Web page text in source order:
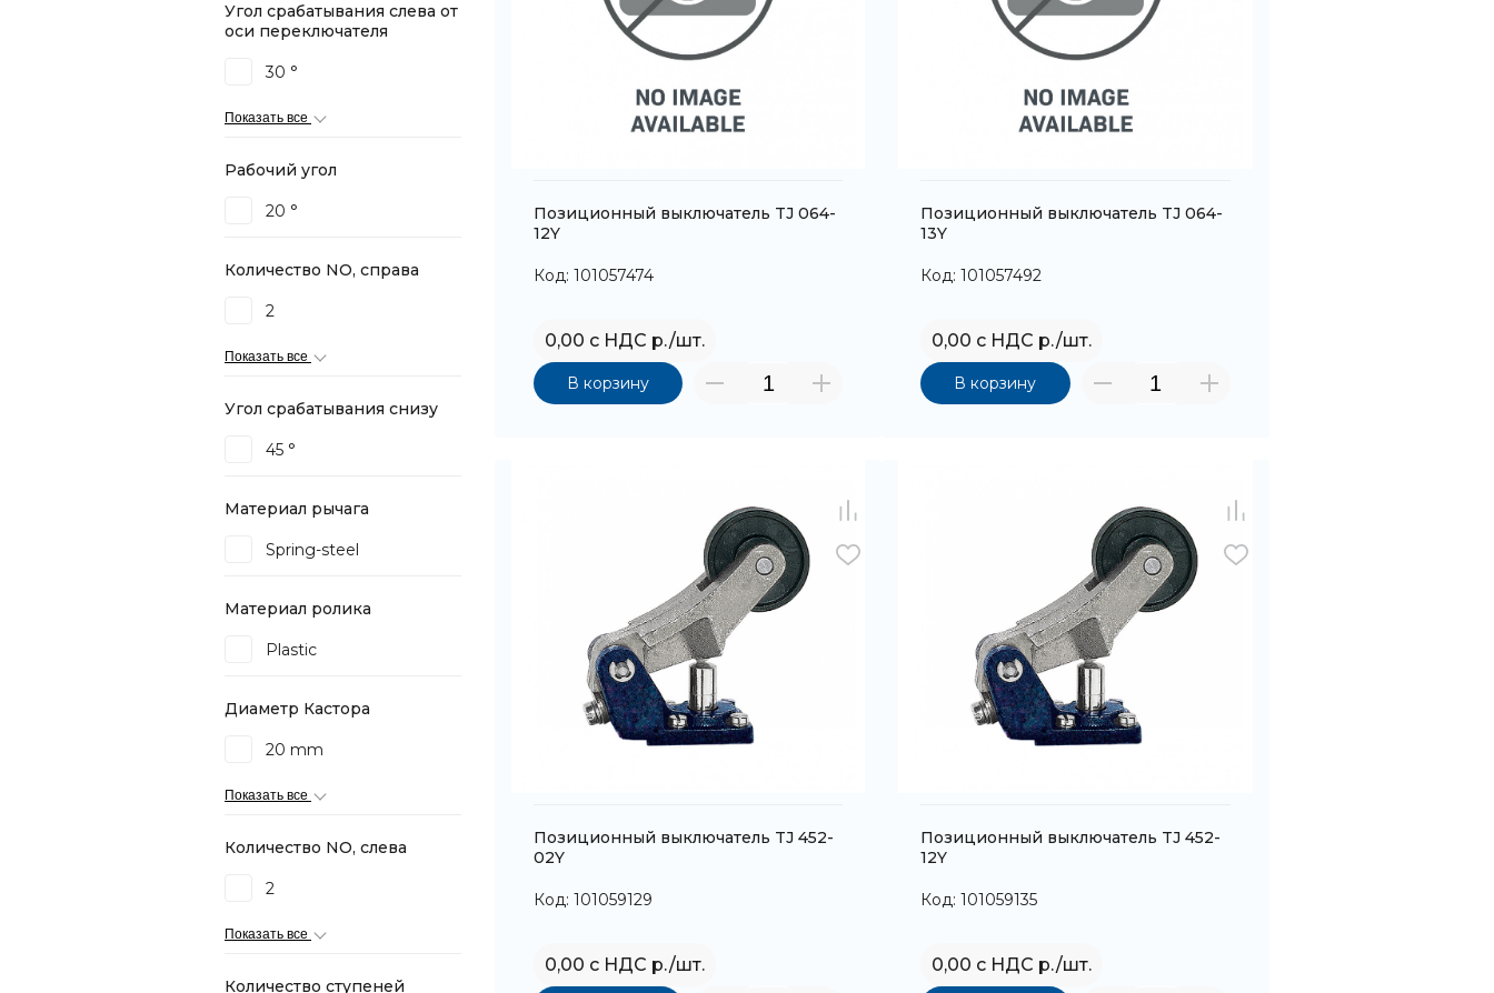
Угол срабатывания слева от
оси переключателя
30 °
Показать все
Рабочий угол
20 °
Количество NO, справа
2
Показать все
Угол срабатывания снизу
45 °
Материал рычага
Spring-steel
Материал ролика
Plastic
Диаметр Кастора
20 mm
Показать все
Количество NO, слева
2
Показать все
Количество ступеней
Позиционный выключатель TJ 064-
12Y
Код: 101057474
0,00 с НДС р./шт.
В корзину
Позиционный выключатель TJ 064-
13Y
Код: 101057492
0,00 с НДС р./шт.
В корзину
Позиционный выключатель TJ 452-
02Y
Код: 101059129
0,00 с НДС р./шт.
Позиционный выключатель TJ 452-
12Y
Код: 101059135
0,00 с НДС р./шт.